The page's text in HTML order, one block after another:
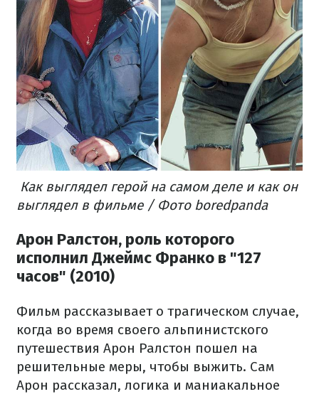
Как выглядел герой на самом деле и как он
выглядел в фильме / Фото boredpanda
Арон Ралстон, роль которого
исполнил Джеймс Франко в "127
часов" (2010)
Фильм рассказывает о трагическом случае,
когда во время своего альпинистского
путешествия Арон Ралстон пошел на
решительные меры, чтобы выжить. Сам
Арон рассказал, логика и маниакальное